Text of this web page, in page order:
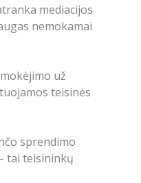
mediacijos
nemokamai
už
teisinės
sprendimo
tai teisininkų